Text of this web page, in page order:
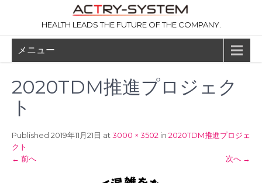
HEALTH LEADS THE FUTURE OF THE COMPANY.
メニュー
2020TDM推進プロジェク
ト
Published 2019年11月21日 at 3000 × 3502 in 2020TDM推進プロジェ
クト
← 前へ 次へ →